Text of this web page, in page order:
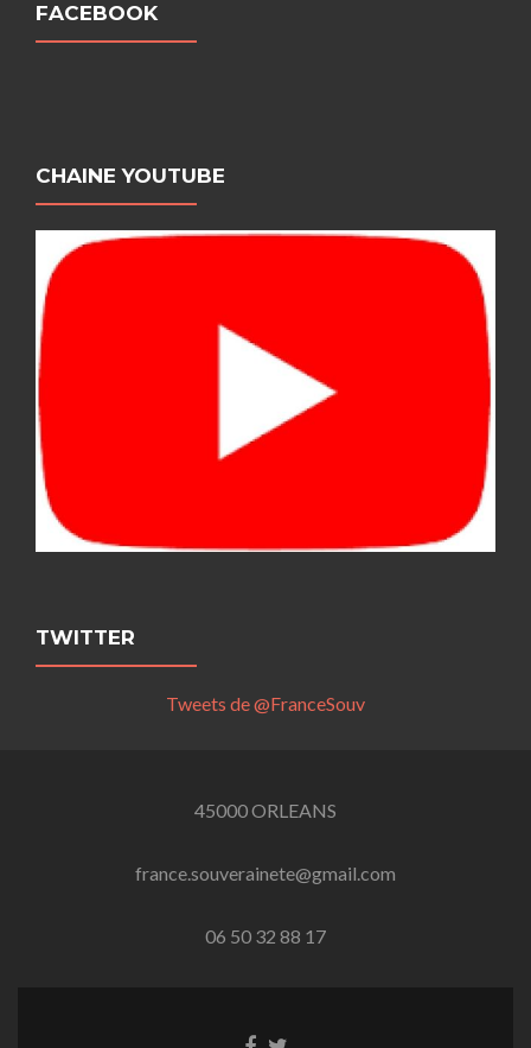
FACEBOOK
CHAINE YOUTUBE
TWITTER
Tweets de @FranceSouv
45000 ORLEANS
france.souverainete@gmail.com
06 50 32 88 17
LienLien